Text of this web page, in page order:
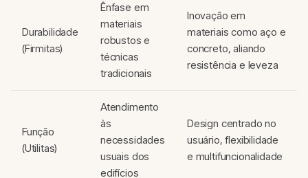
Durabilidade
(Firmitas)
Ênfase em
materiais
robustos e
técnicas
tradicionais
Inovação em
materiais como aço e
concreto, aliando
resistência e leveza
Função
(Utilitas)
Atendimento
às
necessidades
usuais dos
edifícios
Design centrado no
usuário, flexibilidade
e multifuncionalidade